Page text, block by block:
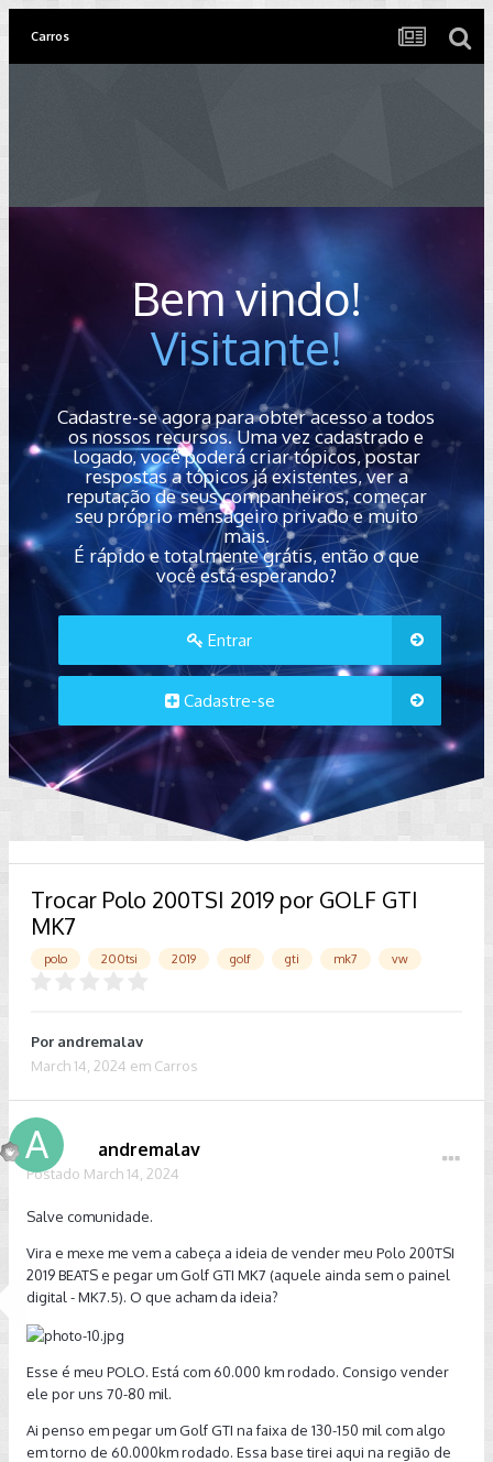
Carros
Bem vindo!
Visitante!
Cadastre-se agora para obter acesso a todos
os nossos recursos. Uma vez cadastrado e
logado, você poderá criar tópicos, postar
respostas a tópicos já existentes, ver a
reputação de seus companheiros, começar
seu próprio mensageiro privado e muito
mais.
É rápido e totalmente grátis, então o que
você está esperando?
Entrar
Cadastre-se
Trocar Polo 200TSI 2019 por GOLF GTI
MK7
polo 200tsi 2019 golf gti mk7 vw
Por andremalav
March 14, 2024 em Carros
andremalav
Postado March 14, 2024
Salve comunidade.
Vira e mexe me vem a cabeça a ideia de vender meu Polo 200TSI
2019 BEATS e pegar um Golf GTI MK7 (aquele ainda sem o painel
digital - MK7.5). O que acham da ideia?
Esse é meu POLO. Está com 60.000 km rodado. Consigo vender
ele por uns 70-80 mil.
Ai penso em pegar um Golf GTI na faixa de 130-150 mil com algo
em torno de 60.000km rodado. Essa base tirei aqui na região de